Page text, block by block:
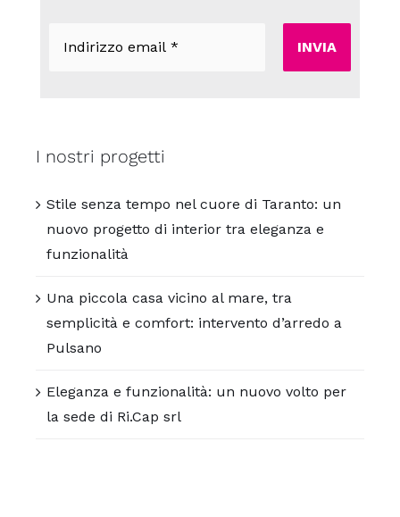
email
I nostri progetti
Stile senza tempo nel cuore di Taranto: un
nuovo progetto di interior tra eleganza e
funzionalità
Una piccola casa vicino al mare, tra
semplicità e comfort: intervento d’arredo a
Pulsano
Eleganza e funzionalità: un nuovo volto per
la sede di Ri.Cap srl